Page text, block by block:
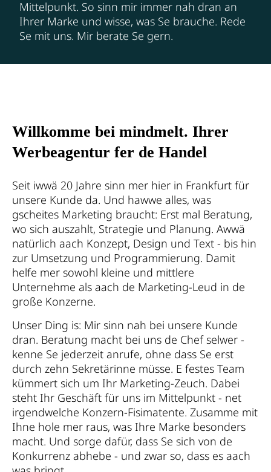
Mittelpunkt. So sinn mir immer nah dran an
Ihrer Marke und wisse, was Se brauche. Rede
Se mit uns. Mir berate Se gern.
Willkomme bei mindmelt. Ihrer
Werbeagentur fer de Handel
Seit iwwä 20 Jahre sinn mer hier in Frankfurt für
unsere Kunde da. Und hawwe alles, was
gscheites Marketing braucht: Erst mal Beratung,
wo sich auszahlt, Strategie und Planung. Awwä
natürlich aach Konzept, Design und Text - bis hin
zur Umsetzung und Programmierung. Damit
helfe mer sowohl kleine und mittlere
Unternehme als aach de Marketing-Leud in de
große Konzerne.
Unser Ding is: Mir sinn nah bei unsere Kunde
dran. Beratung macht bei uns de Chef selwer -
kenne Se jederzeit anrufe, ohne dass Se erst
durch zehn Sekretärinne müsse. E festes Team
kümmert sich um Ihr Marketing-Zeuch. Dabei
steht Ihr Geschäft für uns im Mittelpunkt - net
irgendwelche Konzern-Fisimatente. Zusamme mit
Ihne hole mer raus, was Ihre Marke besonders
macht. Und sorge dafür, dass Se sich von de
Konkurrenz abhebe - und zwar so, dass es aach